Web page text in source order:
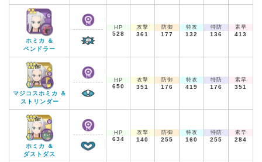
ホミカ ＆
ペンドラー
HP
528
攻撃
361
防御
177
特攻
132
特防
136
素早
413
マジコスホミカ ＆
ストリンダー
HP
650
攻撃
351
防御
176
特攻
419
特防
176
素早
351
ホミカ ＆
ダストダス
HP
634
攻撃
140
防御
255
特攻
160
特防
255
素早
284